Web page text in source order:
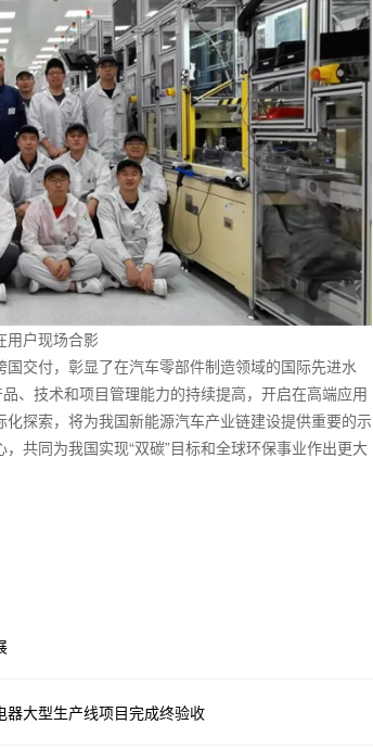
用户现场合影
交付，彰显了在汽车零部件制造领域的国际先进水
、技术和项目管理能力的持续提高，开启在高端应用
探索，将为我国新能源汽车产业链建设提供重要的示
共同为我国实现“双碳”目标和全球环保事业作出更大
大型生产线项目完成终验收